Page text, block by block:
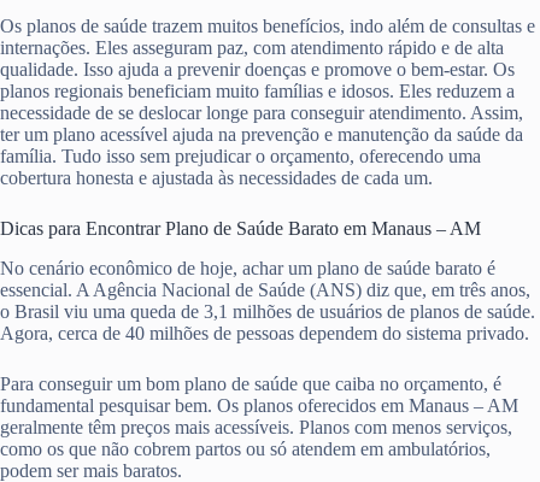
Os planos de saúde trazem muitos benefícios, indo além de consultas e
internações. Eles asseguram paz, com atendimento rápido e de alta
qualidade. Isso ajuda a prevenir doenças e promove o bem-estar. Os
planos regionais beneficiam muito famílias e idosos. Eles reduzem a
necessidade de se deslocar longe para conseguir atendimento. Assim,
ter um plano acessível ajuda na prevenção e manutenção da saúde da
família. Tudo isso sem prejudicar o orçamento, oferecendo uma
cobertura honesta e ajustada às necessidades de cada um.
Dicas para Encontrar Plano de Saúde Barato em Manaus – AM
No cenário econômico de hoje, achar um plano de saúde barato é
essencial. A Agência Nacional de Saúde (ANS) diz que, em três anos,
o Brasil viu uma queda de 3,1 milhões de usuários de planos de saúde.
Agora, cerca de 40 milhões de pessoas dependem do sistema privado.
Para conseguir um bom plano de saúde que caiba no orçamento, é
fundamental pesquisar bem. Os planos oferecidos em Manaus – AM
geralmente têm preços mais acessíveis. Planos com menos serviços,
como os que não cobrem partos ou só atendem em ambulatórios,
podem ser mais baratos.